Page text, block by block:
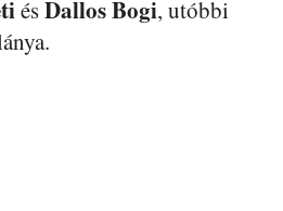
ésDallos Bogi, utóbbi